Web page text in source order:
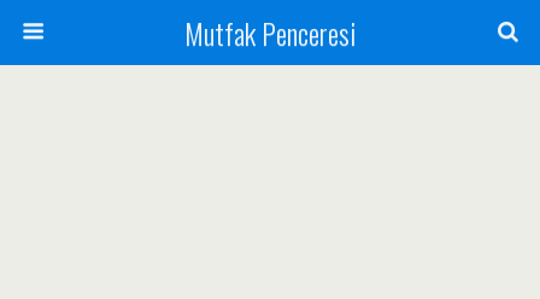
Mutfak Penceresi